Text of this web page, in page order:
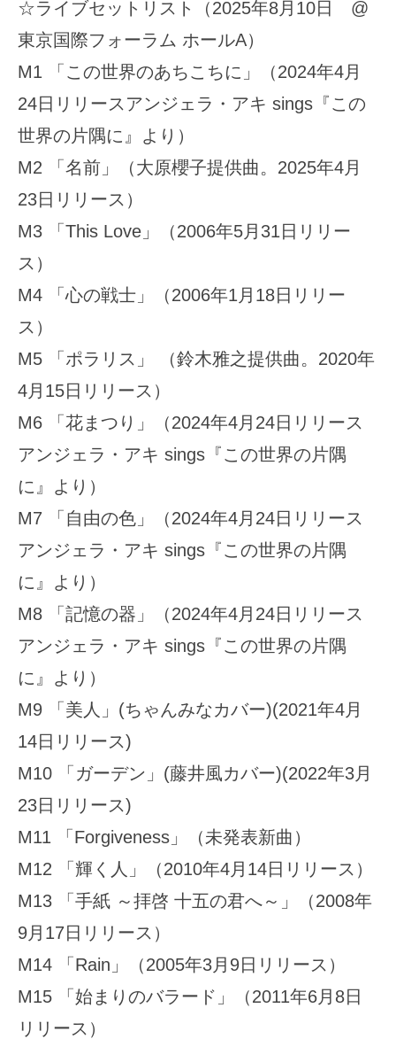
☆ライブセットリスト（2025年8月10日 @
東京国際フォーラム ホールA）
M1 「この世界のあちこちに」（2024年4月
24日リリースアンジェラ・アキ sings『この
世界の片隅に』より）
M2 「名前」（大原櫻子提供曲。2025年4月
23日リリース）
M3 「This Love」（2006年5月31日リリー
ス）
M4 「心の戦士」（2006年1月18日リリー
ス）
M5 「ポラリス」 （鈴木雅之提供曲。2020年
4月15日リリース）
M6 「花まつり」（2024年4月24日リリース
アンジェラ・アキ sings『この世界の片隅
に』より）
M7 「自由の色」（2024年4月24日リリース
アンジェラ・アキ sings『この世界の片隅
に』より）
M8 「記憶の器」（2024年4月24日リリース
アンジェラ・アキ sings『この世界の片隅
に』より）
M9 「美人」(ちゃんみなカバー)(2021年4月
14日リリース)
M10 「ガーデン」(藤井風カバー)(2022年3月
23日リリース)
M11 「Forgiveness」（未発表新曲）
M12 「輝く人」（2010年4月14日リリース）
M13 「手紙 ～拝啓 十五の君へ～」（2008年
9月17日リリース）
M14 「Rain」（2005年3月9日リリース）
M15 「始まりのバラード」（2011年6月8日
リリース）